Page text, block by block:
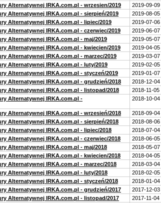
Alternatywnej IRKA.com.pl - wrzesien/2019
2019-09-09
Alternatywnej IRKA.com.pl - sierpień/2019
2019-08-05
Alternatywnej IRKA.com.pl - lipiec/2019
2019-07-06
Alternatywnej IRKA.com.pl - czerwiec/2019
2019-06-07
Alternatywnej IRKA.com.pl - maj/2019
2019-05-07
Alternatywnej IRKA.com.pl - kwiecien/2019
2019-04-05
Alternatywnej IRKA.com.pl - marzec/2019
2019-03-07
Alternatywnej IRKA.com.pl - luty/2019
2019-02-05
Alternatywnej IRKA.com.pl - styczeń/2019
2019-01-07
Alternatywnej IRKA.com.pl - grudzień/2018
2018-12-04
Alternatywnej IRKA.com.pl - listopad/2018
2018-11-05
Alternatywnej IRKA.com.pl -
2018-10-04
Alternatywnej IRKA.com.pl - wrzesień/2018
2018-09-04
Alternatywnej IRKA.com.pl - sierpień/2018
2018-08-06
Alternatywnej IRKA.com.pl - lipiec/2018
2018-07-04
Alternatywnej IRKA.com.pl - czerwiec/2018
2018-06-05
Alternatywnej IRKA.com.pl - maj/2018
2018-05-07
Alternatywnej IRKA.com.pl - kwiecien/2018
2018-04-05
Alternatywnej IRKA.com.pl - marzec/2018
2018-03-04
Alternatywnej IRKA.com.pl - luty/2018
2018-02-05
Alternatywnej IRKA.com.pl - styczeń/2018
2018-01-04
Alternatywnej IRKA.com.pl - grudzień/2017
2017-12-03
Alternatywnej IRKA.com.pl - listopad/2017
2017-11-04